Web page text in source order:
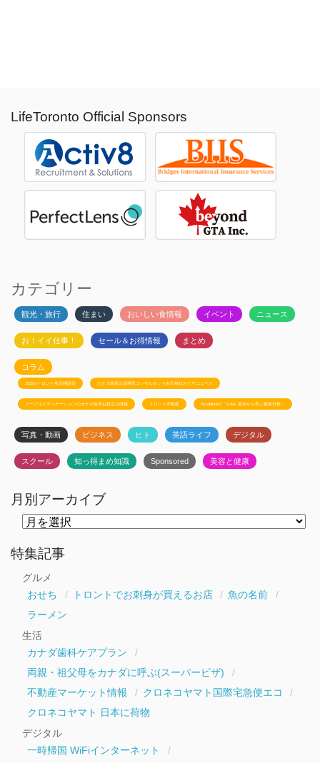
LifeToronto Official Sponsors
カテゴリー
観光・旅行 住まい おいしい食情報 イベント ニュース
お！イイ仕事！ セール＆お得情報 まとめ
コラム
JSSのトロント生活相談室 カナダ政府公認移民コンサルタント白石有紀のビザニュース
メープルエデュケーションのカナダ留学お役立ち情報 トロント不動産 Ayudanteの「GA4: 基本から学ぶ最新分析」
写真・動画 ビジネス ヒト 英語ライフ デジタル
スクール 知っ得まめ知識 Sponsored 美容と健康
月別アーカイブ
ー
カ
特集記事
グルメ
おせち
トロントでお刺身が買えるお店
魚の名前
ラーメン
生活
カナダ歯科ケアプラン
両親・祖父母をカナダに呼ぶ(スーパービザ)
不動産マーケット情報
クロネコヤマト国際宅急便エコ
クロネコヤマト 日本に荷物
デジタル
一時帰国 WiFiインターネット